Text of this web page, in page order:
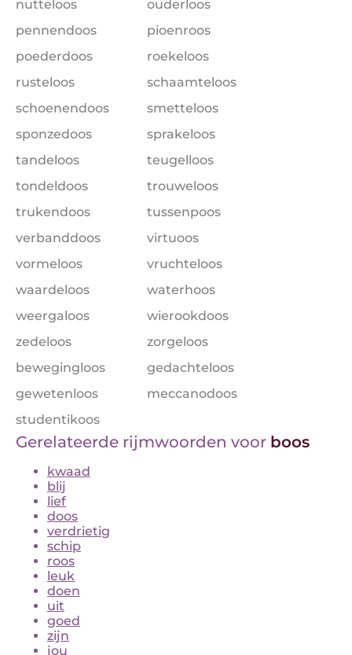
nutteloos
ouderloos
pennendoos
pioenroos
poederdoos
roekeloos
rusteloos
schaamteloos
schoenendoos
smetteloos
sponzedoos
sprakeloos
tandeloos
teugelloos
tondeldoos
trouweloos
trukendoos
tussenpoos
verbanddoos
virtuoos
vormeloos
vruchteloos
waardeloos
waterhoos
weergaloos
wierookdoos
zedeloos
zorgeloos
bewegingloos
gedachteloos
gewetenloos
meccanodoos
studentikoos
Gerelateerde rijmwoorden voor boos
kwaad
blij
lief
doos
verdrietig
schip
roos
leuk
doen
uit
goed
zijn
jou